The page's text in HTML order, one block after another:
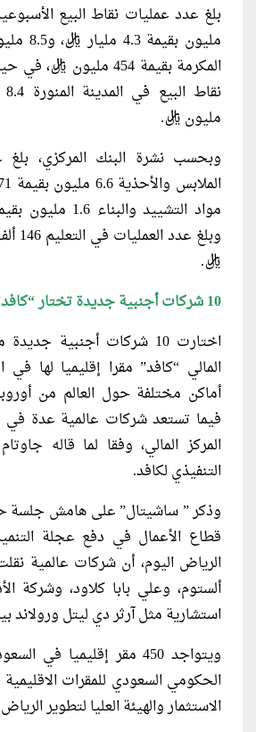
مليون
المكرمة بقيمة 454 مليون
مليون ريال.
وبحسب نشرة البنك المركزي،
ريال.
10 شركات أجنبية جديدة تختار “كافد” مقرا إقليميا لها
اختارت 10 شركات أجنبية
المالي “كافد” مقرا إقليميا لها
أماكن مختلفة حول العالم من
فيما تستعد شركات عالمية عدة في
المركز المالي، وفقا لما قاله
التنفيذي لكافد.
وذكر ” ساشيتال” على هامش جلسة
قطاع الأعمال في دفع عجلة
الرياض اليوم، أن شركات عالمية
ألستوم، وعلي بابا كلاود، وشركة
استشارية مثل آرثر دي ليتل ورولاند
ويتواجد 450 مقر إقليميا في
الحكومي السعودي للمقرات
الاستثمار والهيئة العليا لتطوير